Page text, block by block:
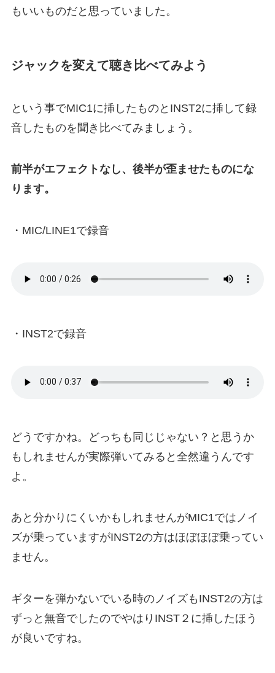
もいいものだと思っていました。
ジャックを変えて聴き比べてみよう
という事でMIC1に挿したものとINST2に挿して録
音したものを聞き比べてみましょう。
前半がエフェクトなし、後半が歪ませたものにな
ります。
・MIC/LINE1で録音
・INST2で録音
どうですかね。どっちも同じじゃない？と思うか
もしれませんが実際弾いてみると全然違うんです
よ。
あと分かりにくいかもしれませんがMIC1ではノイ
ズが乗っていますがINST2の方はほぼほぼ乗ってい
ません。
ギターを弾かないでいる時のノイズもINST2の方は
ずっと無音でしたのでやはりINST２に挿したほう
が良いですね。